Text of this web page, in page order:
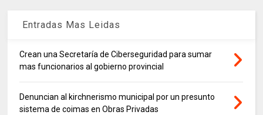
Entradas Mas Leidas
Crean una Secretaría de Ciberseguridad para sumar
mas funcionarios al gobierno provincial
Denuncian al kirchnerismo municipal por un presunto
sistema de coimas en Obras Privadas